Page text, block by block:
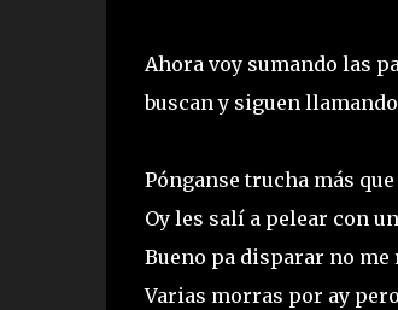
Ahora voy sumando las
buscan y siguen
Pónganse trucha más
Oy les salí a pelear con
Bueno pa disparar no me
Varias morras por ay